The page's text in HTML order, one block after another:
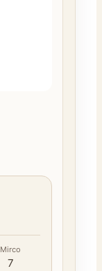
Mirco
7